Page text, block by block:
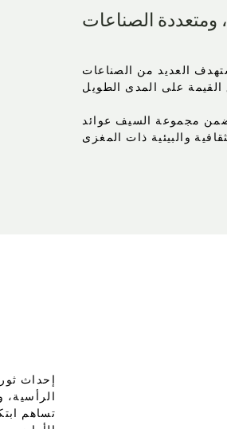
ومتعددة الصناعات
العديد من الصناعات
مجموعة السيف عوائد
إحداث
الرأسية،
تساهم